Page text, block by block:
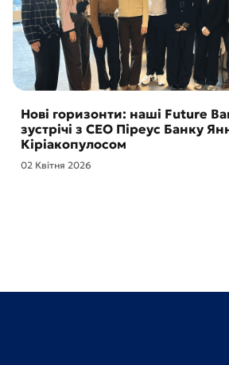
Нові горизонти: наші Future
зустрічі з CEO Піреус Банку
Кіріакопулосом
02 Квітня 2026